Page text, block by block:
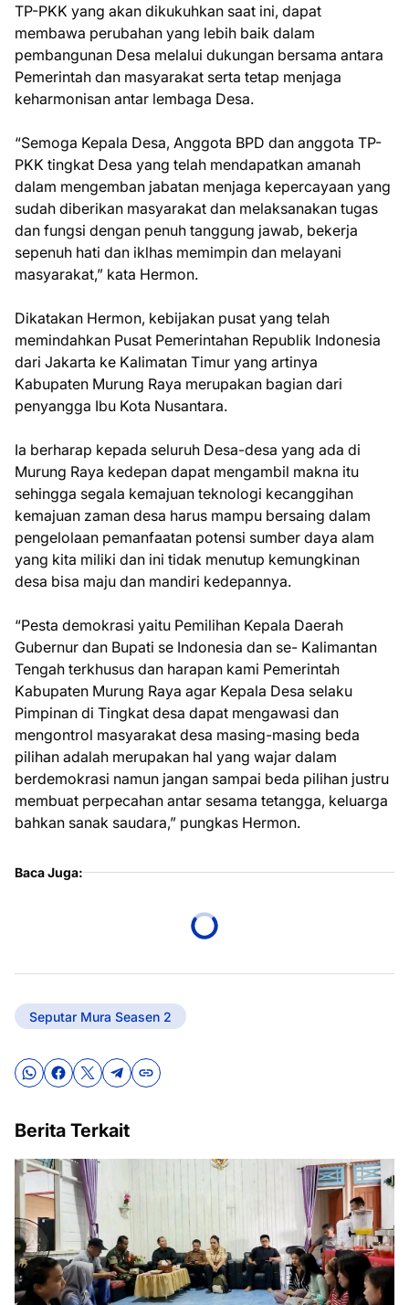
TP-PKK yang akan dikukuhkan saat ini, dapat
membawa perubahan yang lebih baik dalam
pembangunan Desa melalui dukungan bersama antara
Pemerintah dan masyarakat serta tetap menjaga
keharmonisan antar lembaga Desa.
“Semoga Kepala Desa, Anggota BPD dan anggota TP-
PKK tingkat Desa yang telah mendapatkan amanah
dalam mengemban jabatan menjaga kepercayaan yang
sudah diberikan masyarakat dan melaksanakan tugas
dan fungsi dengan penuh tanggung jawab, bekerja
sepenuh hati dan iklhas memimpin dan melayani
masyarakat,” kata Hermon.
Dikatakan Hermon, kebijakan pusat yang telah
memindahkan Pusat Pemerintahan Republik Indonesia
dari Jakarta ke Kalimatan Timur yang artinya
Kabupaten Murung Raya merupakan bagian dari
penyangga Ibu Kota Nusantara.
Ia berharap kepada seluruh Desa-desa yang ada di
Murung Raya kedepan dapat mengambil makna itu
sehingga segala kemajuan teknologi kecanggihan
kemajuan zaman desa harus mampu bersaing dalam
pengelolaan pemanfaatan potensi sumber daya alam
yang kita miliki dan ini tidak menutup kemungkinan
desa bisa maju dan mandiri kedepannya.
“Pesta demokrasi yaitu Pemilihan Kepala Daerah
Gubernur dan Bupati se Indonesia dan se- Kalimantan
Tengah terkhusus dan harapan kami Pemerintah
Kabupaten Murung Raya agar Kepala Desa selaku
Pimpinan di Tingkat desa dapat mengawasi dan
mengontrol masyarakat desa masing-masing beda
pilihan adalah merupakan hal yang wajar dalam
berdemokrasi namun jangan sampai beda pilihan justru
membuat perpecahan antar sesama tetangga, keluarga
bahkan sanak saudara,” pungkas Hermon.
Baca Juga:
Seputar Mura Seasen 2
Berita Terkait